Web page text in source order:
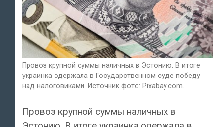
Провоз крупной суммы наличных в Эстонию. В итоге
украинка одержала в Государственном суде победу
над налоговиками. Источник фото: Pixabay.com.
Провоз крупной суммы наличных в